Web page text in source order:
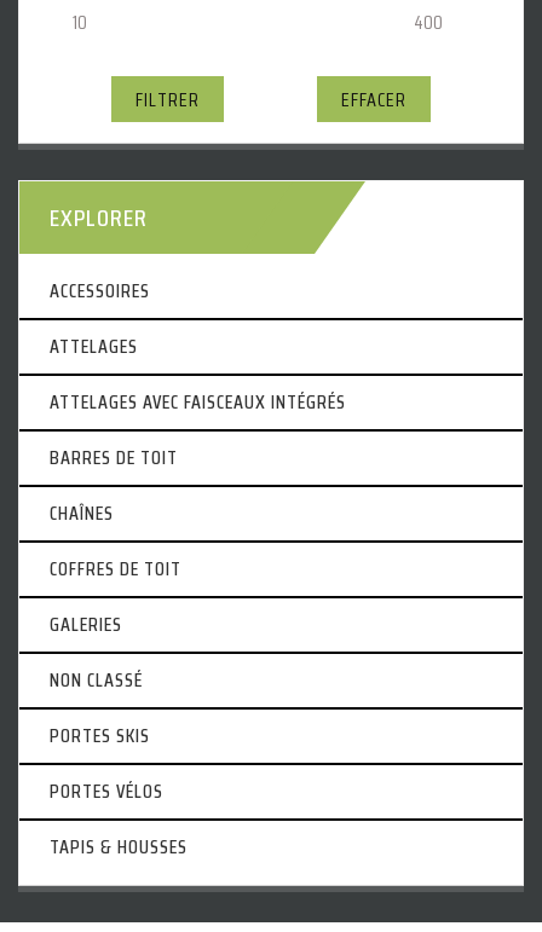
FILTRER EFFACER
EXPLORER
ACCESSOIRES
ATTELAGES
ATTELAGES AVEC FAISCEAUX INTÉGRÉS
BARRES DE TOIT
CHAÎNES
COFFRES DE TOIT
GALERIES
NON CLASSÉ
PORTES SKIS
PORTES VÉLOS
TAPIS & HOUSSES